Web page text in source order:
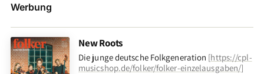
Werbung
New Roots
Die junge deutsche Folkgeneration [https://cpl-
musicshop.de/folker/folker-einzelausgaben/]